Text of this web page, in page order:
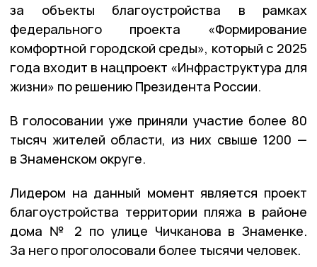
за объекты благоустройства в рамках
федерального проекта «Формирование
комфортной городской среды», который с 2025
года входит в нацпроект «Инфраструктура для
жизни» по решению Президента России.
В голосовании уже приняли участие более 80
тысяч жителей области, из них свыше 1200 —
в Знаменском округе.
Лидером на данный момент является проект
благоустройства территории пляжа в районе
дома № 2 по улице Чичканова в Знаменке.
За него проголосовали более тысячи человек.